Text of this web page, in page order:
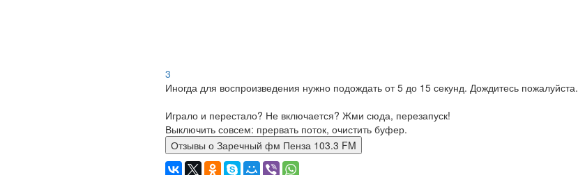
3
Иногда для воспроизведения нужно подождать от 5 до 15 секунд. Дождитесь пожалуйста.
Играло и перестало? Не включается? Жми сюда, перезапуск!
Выключить совсем: прервать поток, очистить буфер.
Отзывы о Заречный фм Пенза 103.3 FM